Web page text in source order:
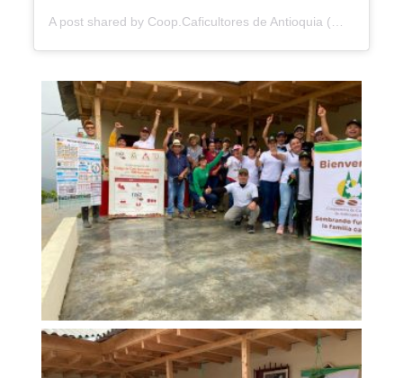
A post shared by Coop.Caficultores de Antioquia (@coopantioquia)